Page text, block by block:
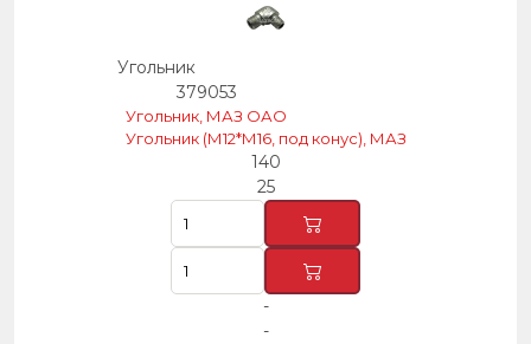
Угольник
379053
Угольник, МАЗ ОАО
Угольник (М12*М16, под конус), МАЗ
140
25
-
-